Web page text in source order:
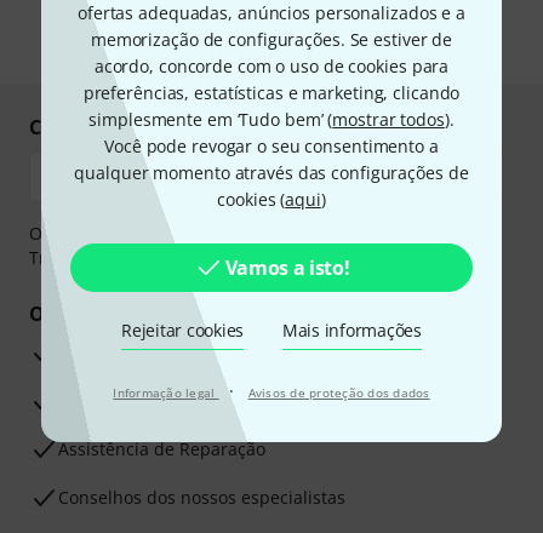
ofertas adequadas, anúncios personalizados e a
memorização de configurações. Se estiver de
acordo, concorde com o uso de cookies para
preferências, estatísticas e marketing, clicando
simplesmente em ‘Tudo bem’ (mostrar todos).
Você pode revogar o seu consentimento a
qualquer momento através das configurações de
cookies (aqui)
Vamos a isto!
Rejeitar cookies Mais informações
Informação legal · Avisos de proteção dos dados
proteção de dados.
* Requeridos
Compre e pague em segurança
O pagamento pode ser feito de forma segura através de
Transferência bancária, PayPal ou Cartão de crédito.
Os seus benefícios
Garantia Thomann de 3 anos
30 dias de garantia de dinheiro de volta
Assistência de Reparação
Conselhos dos nossos especialistas